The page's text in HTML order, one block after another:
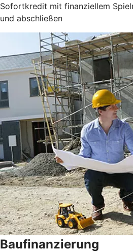
Sofortkredit mit finanziellem
und abschließen
Baufinanzierung